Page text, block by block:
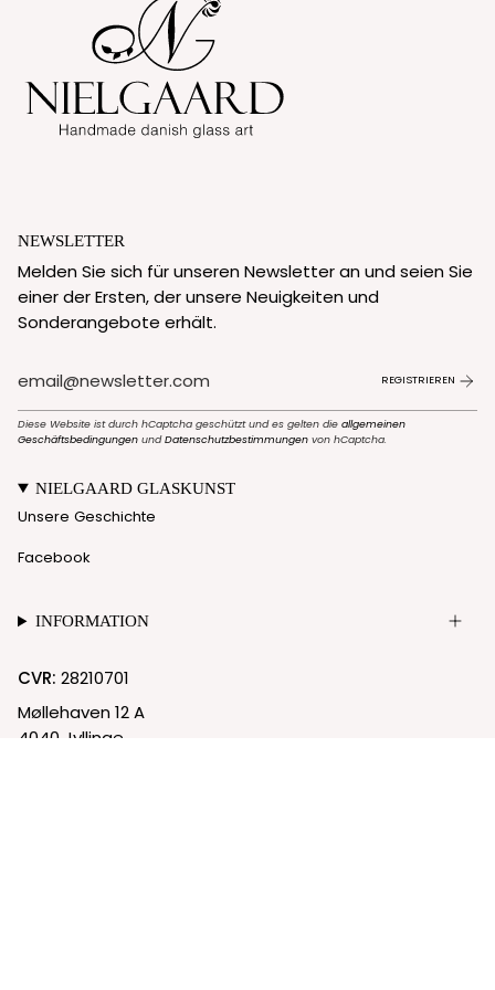
NEWSLETTER
Melden Sie sich für unseren Newsletter an und seien Sie
einer der Ersten, der unsere Neuigkeiten und
Sonderangebote erhält.
REGISTRIEREN
Diese Website ist durch hCaptcha geschützt und es gelten die allgemeinen
Geschäftsbedingungen undDatenschutzbestimmungen von hCaptcha.
NIELGAARD GLASKUNST
Unsere Geschichte
Facebook
INFORMATION
CVR: 28210701
Møllehaven 12 A
4040 Jyllinge